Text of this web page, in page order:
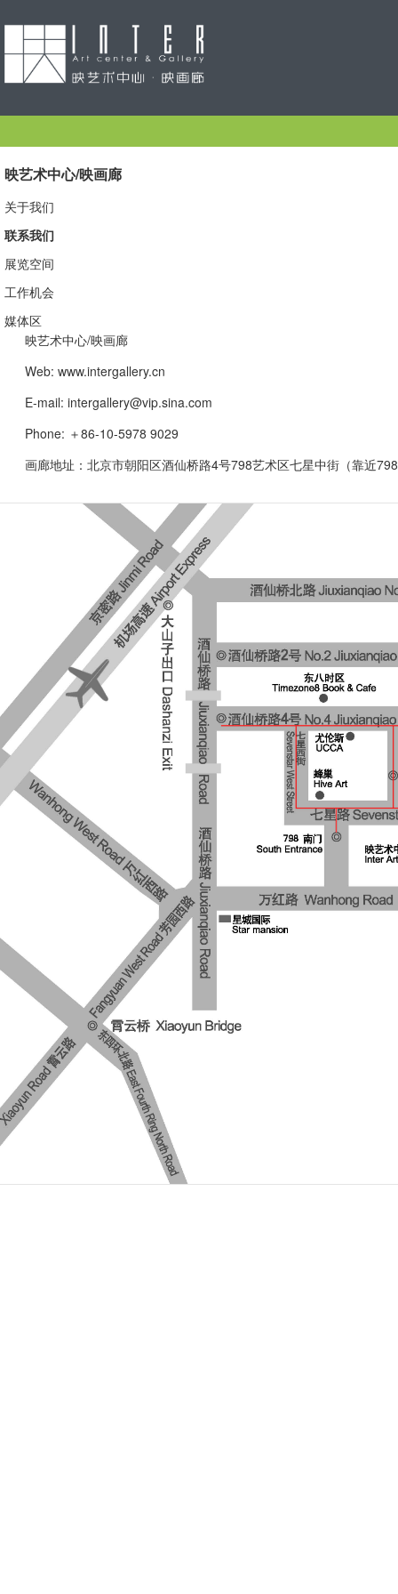
映艺术中心/映画廊
关于我们
联系我们
展览空间
工作机会
媒体区
映艺术中心/映画廊
Web: www.intergallery.cn
E-mail: intergallery@vip.sina.com
Phone: ＋86-10-5978 9029
画廊地址：北京市朝阳区酒仙桥路4号798艺术区七星中街（靠近